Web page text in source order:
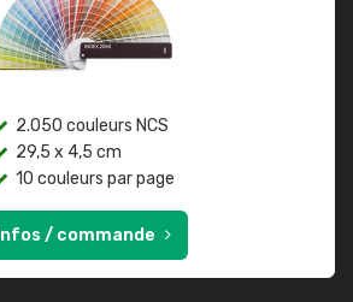
2.050 couleurs NCS
29,5 x 4,5 cm
10 couleurs par page
Infos / commande